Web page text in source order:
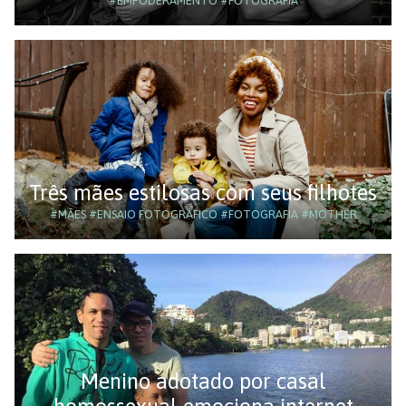
Três mães estilosas com seus filhotes
#MÃES#ENSAIO FOTOGRÁFICO#FOTOGRAFIA#MOTHER
Menino adotado por casal